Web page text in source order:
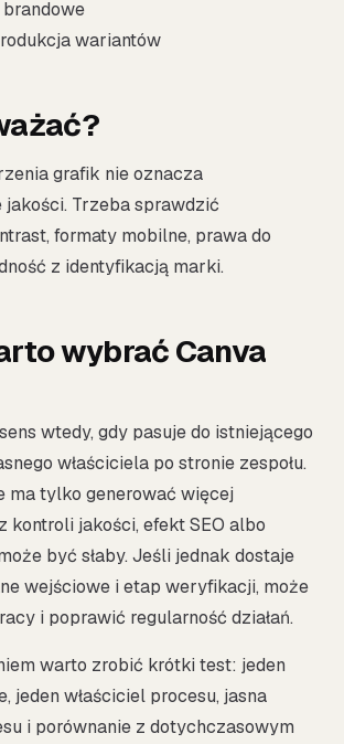
wariantów
grafik nie oznacza
Trzeba sprawdzić
formaty mobilne, prawa do
z identyfikacją marki.
wybrać Canva
wtedy, gdy pasuje do istniejącego
właściciela po stronie zespołu.
ma tylko generować więcej
kontroli jakości, efekt SEO albo
być słaby. Jeśli jednak dostaje
wejściowe i etap weryfikacji, może
i poprawić regularność działań.
warto zrobić krótki test: jeden
jeden właściciel procesu, jasna
i porównanie z dotychczasowym